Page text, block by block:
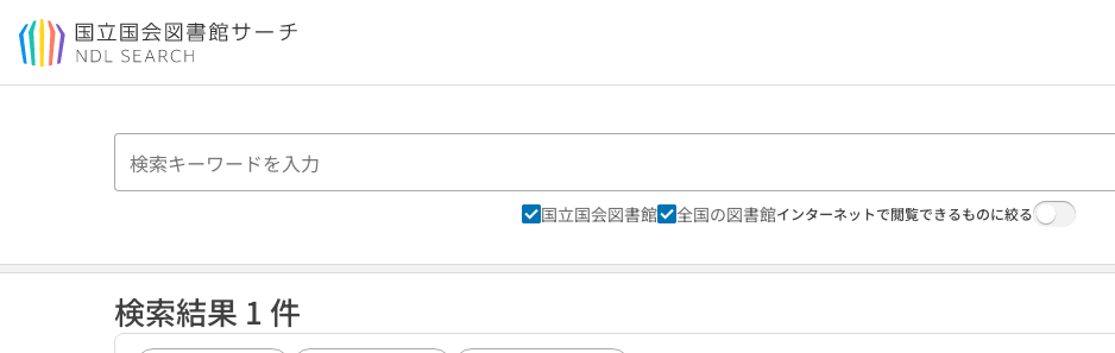
本文へ移動
国立国会図書館 全国の図書館インターネットで閲覧できるものに絞る
検索結果 1 件